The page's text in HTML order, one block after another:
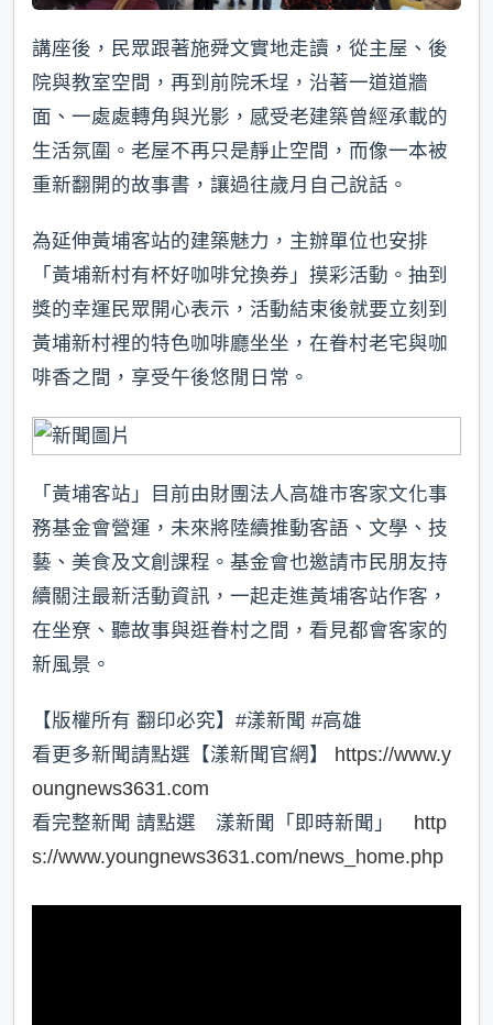
講座後，民眾跟著施舜文實地走讀，從主屋、後
院與教室空間，再到前院禾埕，沿著一道道牆
面、一處處轉角與光影，感受老建築曾經承載的
生活氛圍。老屋不再只是靜止空間，而像一本被
重新翻開的故事書，讓過往歲月自己說話。
為延伸黃埔客站的建築魅力，主辦單位也安排
「黃埔新村有杯好咖啡兌換券」摸彩活動。抽到
獎的幸運民眾開心表示，活動結束後就要立刻到
黃埔新村裡的特色咖啡廳坐坐，在眷村老宅與咖
啡香之間，享受午後悠閒日常。
「黃埔客站」目前由財團法人高雄市客家文化事
務基金會營運，未來將陸續推動客語、文學、技
藝、美食及文創課程。基金會也邀請市民朋友持
續關注最新活動資訊，一起走進黃埔客站作客，
在坐尞、聽故事與逛眷村之間，看見都會客家的
新風景。
【版權所有 翻印必究】#漾新聞 #高雄
看更多新聞請點選【漾新聞官網】 https://www.y
oungnews3631.com
看完整新聞 請點選 漾新聞「即時新聞」 http
s://www.youngnews3631.com/news_home.php